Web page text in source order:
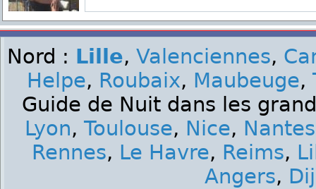
Nord : Lille, Valenciennes,
Helpe, Roubaix, Maubeuge,
Guide de Nuit dans les
Lyon, Toulouse, Nice, Nantes
Rennes, Le Havre, Reims,
Angers,